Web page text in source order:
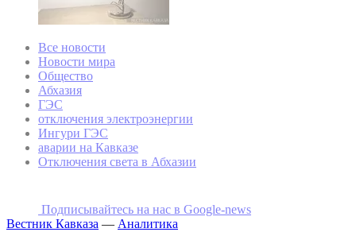
Все новости
Новости мира
Общество
Абхазия
ГЭС
отключения электроэнергии
Ингури ГЭС
аварии на Кавказе
Отключения света в Абхазии
Подписывайтесь на наc в Google-news
Вестник Кавказа — Аналитика